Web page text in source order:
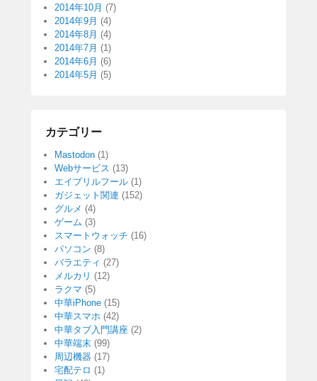
2014年10月 (7)
2014年9月 (4)
2014年8月 (4)
2014年7月 (1)
2014年6月 (6)
2014年5月 (5)
カテゴリー
Mastodon (1)
Webサービス (13)
エイプリルフール (1)
ガジェット関連 (152)
グルメ (4)
ゲーム (3)
スマートウォッチ (16)
パソコン (8)
バラエティ (27)
メルカリ (12)
ラクマ (5)
中華iPhone (15)
中華スマホ (42)
中華タブ入門講座 (2)
中華端末 (99)
周辺機器 (17)
宅配テロ (1)